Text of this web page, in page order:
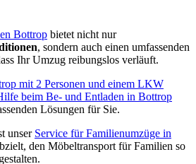
Bottrop bietet nicht nur
, sondern auch einen umfassenden
Ihr Umzug reibungslos verläuft.
mit 2 Personen und einem LKW
beim Be- und Entladen in Bottrop
Lösungen für Sie.
unser Service für Familienumzüge in
den Möbeltransport für Familien so